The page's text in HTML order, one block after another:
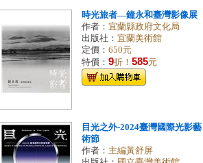
時光旅者—鐘永和臺灣影像展
作者： 宜蘭縣政府文化局
出版社： 宜蘭美術館
定價： 650元
特價： 9折！ 585元
目光之外-2024臺灣國際光影藝
術節
作者： 主編黃舒屏